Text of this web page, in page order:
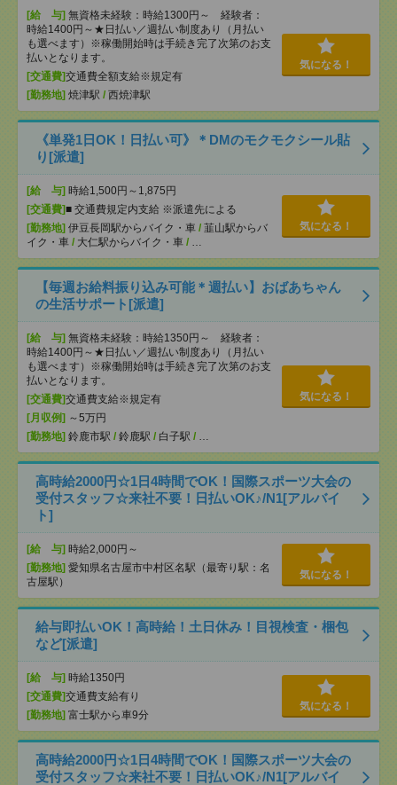
[給 与] 無資格未経験：時給1300円～ 経験者：
時給1400円～★日払い／週払い制度あり（月払い
も選べます）※稼働開始時は手続き完了次第のお支
払いとなります。
[交通費]交通費全額支給※規定有
[勤務地] 焼津駅 / 西焼津駅
気になる！
《単発1日OK！日払い可》＊DMのモクモクシール貼
り[派遣]
[給 与] 時給1,500円～1,875円
[交通費]■ 交通費規定内支給 ※派遣先による
[勤務地] 伊豆長岡駅からバイク・車 / 韮山駅からバ
イク・車 / 大仁駅からバイク・車 / …
気になる！
【毎週お給料振り込み可能＊週払い】おばあちゃん
の生活サポート[派遣]
[給 与] 無資格未経験：時給1350円～ 経験者：
時給1400円～★日払い／週払い制度あり（月払い
も選べます）※稼働開始時は手続き完了次第のお支
払いとなります。
[交通費]交通費支給※規定有
[月収例] ～5万円
[勤務地] 鈴鹿市駅 / 鈴鹿駅 / 白子駅 / …
気になる！
高時給2000円☆1日4時間でOK！国際スポーツ大会の
受付スタッフ☆来社不要！日払いOK♪/N1[アルバイ
ト]
[給 与] 時給2,000円～
[勤務地] 愛知県名古屋市中村区名駅（最寄り駅：名
古屋駅）
気になる！
給与即払いOK！高時給！土日休み！目視検査・梱包
など[派遣]
[給 与] 時給1350円
[交通費]交通費支給有り
[勤務地] 富士駅から車9分
気になる！
高時給2000円☆1日4時間でOK！国際スポーツ大会の
受付スタッフ☆来社不要！日払いOK♪/N1[アルバイ